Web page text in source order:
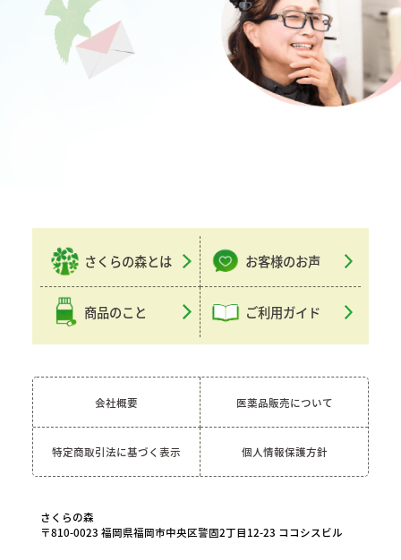
さくらの森とは お客様のお声
商品のこと ご利用ガイド
会社概要 医薬品販売について
特定商取引法に基づく表示 個人情報保護方針
さくらの森
〒810-0023 福岡県福岡市中央区警固2丁目12-23 ココシスビル